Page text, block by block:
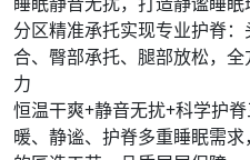
分区精准承托实现专业护脊
合、臀部承托、腿部放松，
力
恒温干爽+静音无扰+科学护
暖、静谧、护脊多重睡眠需